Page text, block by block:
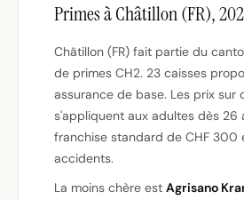
Primes à Châtillon (FR),
Châtillon (FR) fait partie du
de primes CH2. 23 caisses
assurance de base. Les prix sur
s'appliquent aux adultes dès 26
franchise standard de CHF 300
accidents.
La moins chère est Agrisano